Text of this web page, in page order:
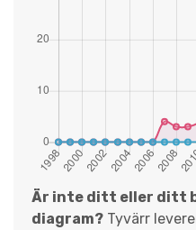
Är inte ditt eller ditt
diagram? Tyvärr